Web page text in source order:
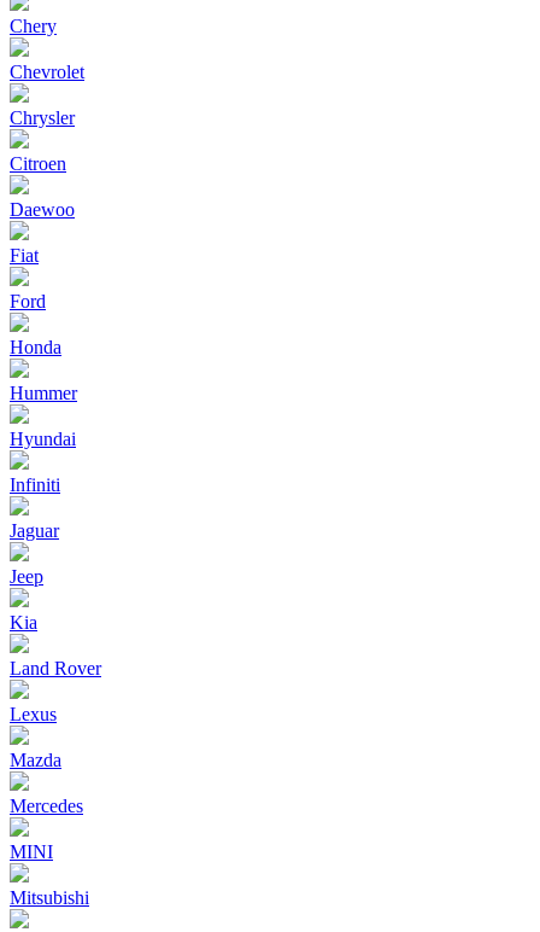
Chery
Chevrolet
Chrysler
Citroen
Daewoo
Fiat
Ford
Honda
Hummer
Hyundai
Infiniti
Jaguar
Jeep
Kia
Land Rover
Lexus
Mazda
Mercedes
MINI
Mitsubishi